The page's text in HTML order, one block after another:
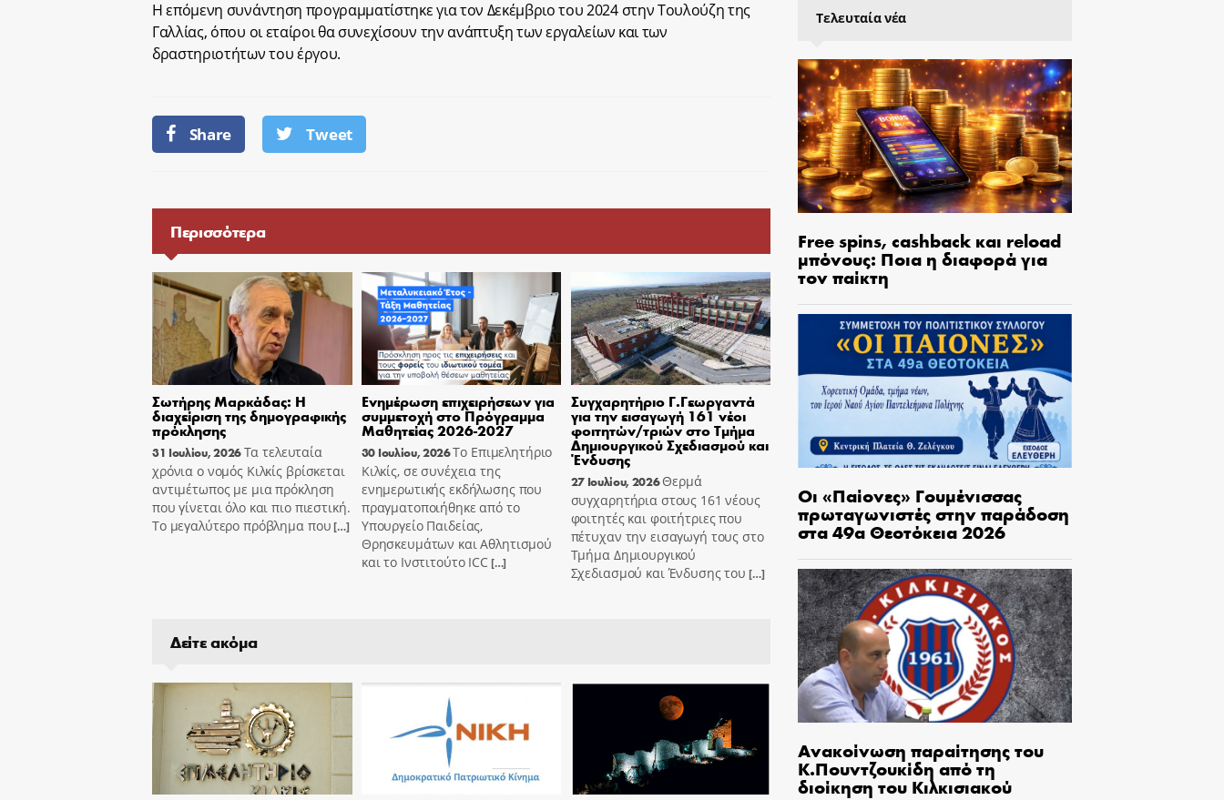
Η επόμενη συνάντηση προγραμματίστηκε για τον Δεκέμβριο του 2024 στην Τουλούζη της
Γαλλίας, όπου οι εταίροι θα συνεχίσουν την ανάπτυξη των εργαλείων και των
δραστηριοτήτων του έργου.
Share Tweet
Περισσότερα
Σωτήρης Μαρκάδας: Η
διαχείριση της δημογραφικής
πρόκλησης
31 Ιουλίου, 2026Τα τελευταία
χρόνια ο νομός Κιλκίς βρίσκεται
αντιμέτωπος με μια πρόκληση
που γίνεται όλο και πιο πιεστική.
Το μεγαλύτερο πρόβλημα που[…]
Ενημέρωση επιχειρήσεων για
συμμετοχή στο Πρόγραμμα
Μαθητείας 2026-2027
30 Ιουλίου, 2026Το Επιμελητήριο
Κιλκίς, σε συνέχεια της
ενημερωτικής εκδήλωσης που
πραγματοποιήθηκε από το
Υπουργείο Παιδείας,
Θρησκευμάτων και Αθλητισμού
και το Ινστιτούτο ICC[…]
Συγχαρητήριο Γ.Γεωργαντά
για την εισαγωγή 161 νέοι
φοιτητών/τριών στο Τμήμα
Δημιουργικού Σχεδιασμού και
Ένδυσης
27 Ιουλίου, 2026Θερμά
συγχαρητήρια στους 161 νέους
φοιτητές και φοιτήτριες που
πέτυχαν την εισαγωγή τους στο
Τμήμα Δημιουργικού
Σχεδιασμού και Ένδυσης του […]
Δείτε ακόμα
Τελευταία νέα
Free spins, cashback και reload
μπόνους: Ποια η διαφορά για
τον παίκτη
Οι «Παίονες» Γουμένισσας
πρωταγωνιστές στην παράδοση
στα 49α Θεοτόκεια 2026
Ανακοίνωση παραίτησης του
Κ.Πουντζουκίδη από τη
διοίκηση του Κιλκισιακού